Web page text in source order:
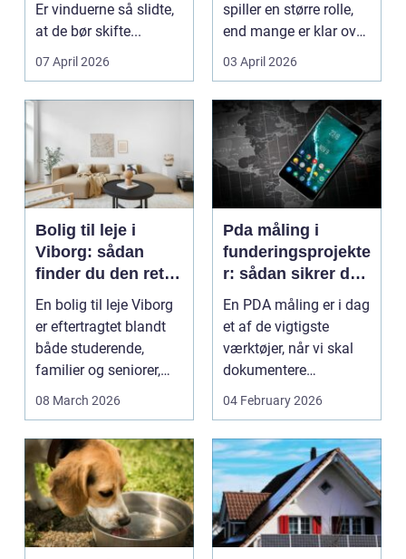
Er vinduerne så slidte,
at de bør skifte...
07 April 2026
spiller en større rolle,
end mange er klar over.
Litauen er et n...
03 April 2026
Bolig til leje i
Viborg: sådan
finder du den rette
lejlighed
En bolig til leje Viborg
er eftertragtet blandt
både studerende,
familier og seniorer,
fordi b...
08 March 2026
Pda måling i
funderingsprojekte
r: sådan sikrer du
dokumenteret
bæreevne
En PDA måling er i dag
et af de vigtigste
værktøjer, når vi skal
dokumentere
bæreevnen af pæle til
04 February 2026